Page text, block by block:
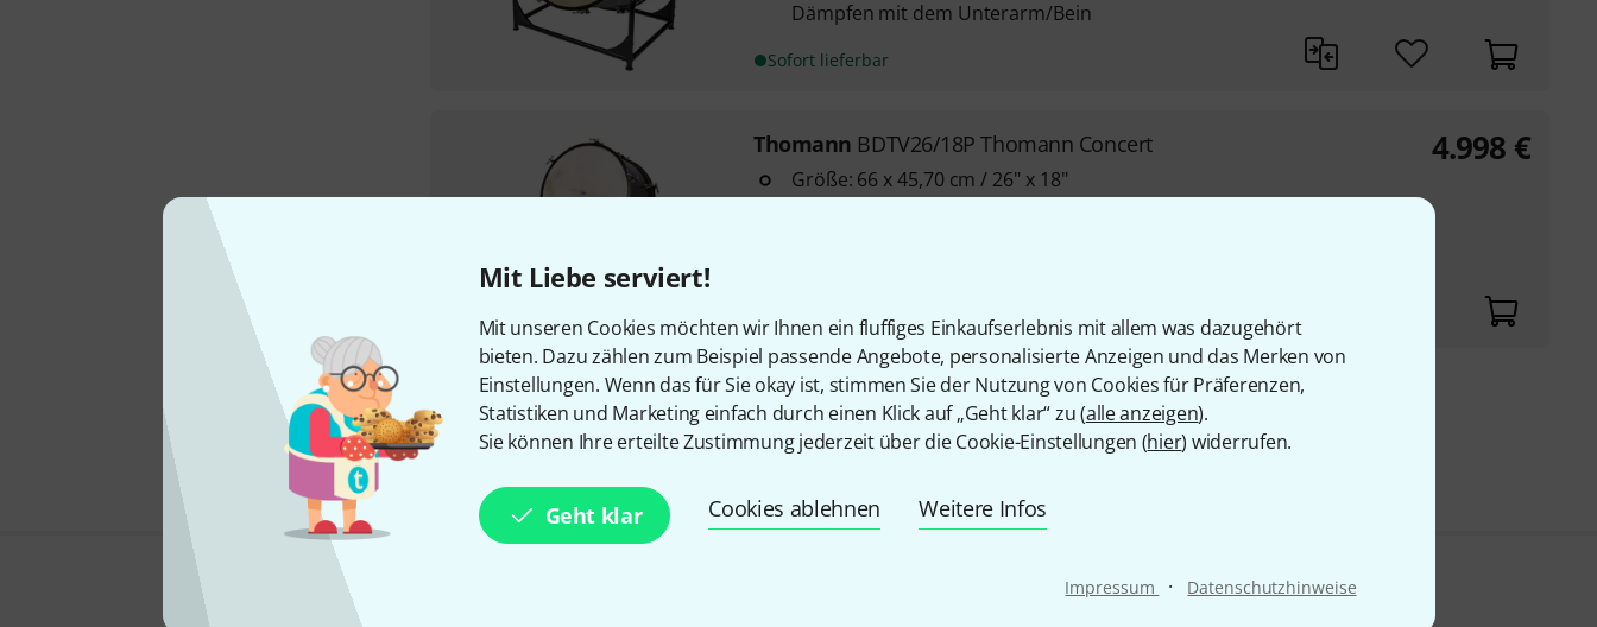
Mit Liebe serviert!
Mit unseren Cookies möchten wir Ihnen ein fluffiges Einkaufserlebnis mit allem was dazugehört
bieten. Dazu zählen zum Beispiel passende Angebote, personalisierte Anzeigen und das Merken von
Einstellungen. Wenn das für Sie okay ist, stimmen Sie der Nutzung von Cookies für Präferenzen,
Statistiken und Marketing einfach durch einen Klick auf „Geht klar“ zu (alle anzeigen).
Sie können Ihre erteilte Zustimmung jederzeit über die Cookie-Einstellungen (hier) widerrufen.
Geht klar Cookies ablehnen Weitere Infos
Impressum · Datenschutzhinweise
Dämpfen mit dem Unterarm/Bein
Sofort lieferbar
Thomann BDTV26/18P Thomann Concert
Größe: 66 x 45,70 cm / 26" x 18"
Sofort lieferbar
4.998 €
Kostenloser Versand ab 29 €
Alle Preise inkl. MwSt.